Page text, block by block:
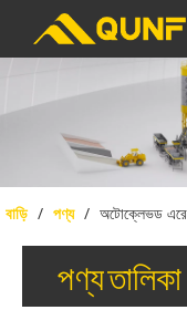
বাড়ি / পণ্য / অটোক্লেভড
পণ্য তালিকা